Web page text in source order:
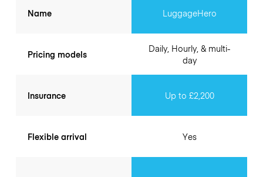
Name
Pricing models
Insurance
Flexible arrival
LuggageHero
Daily, Hourly, & multi-
day
Up to £2,200
Yes